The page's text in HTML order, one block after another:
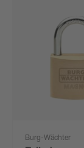
Burg-Wächter